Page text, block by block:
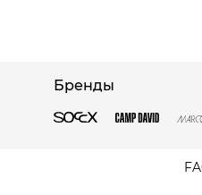
Бренды